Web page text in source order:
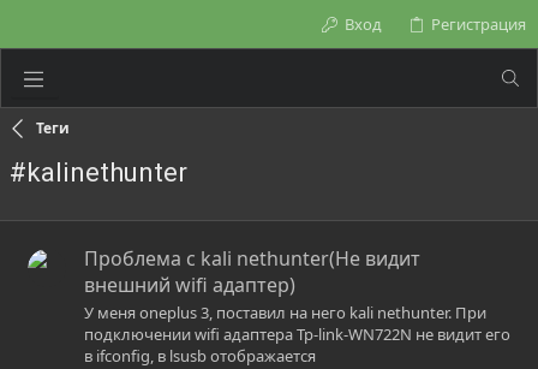
Вход Регистрация
Теги
#kalinethunter
Проблема с kali nethunter(Не видит
внешний wifi адаптер)
У меня oneplus 3, поставил на него kali nethunter. При
подключении wifi адаптера Tp-link-WN722N не видит его
в ifconfig, в lsusb отображается